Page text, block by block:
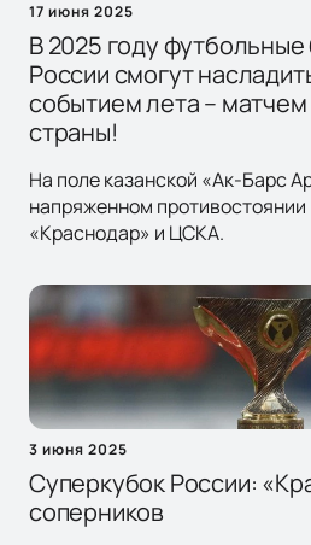
17 июня 2025
В 2025 году
России смогут
событием лета –
страны!
На поле казанской «Ак-Барс
напряженном
«Краснодар» и ЦСКА.
3 июня 2025
Суперкубок России:
соперников